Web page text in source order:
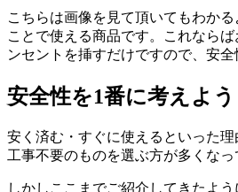
こちらは画像を見て頂いてもわか
ことで使える商品です。
これなら
ンセントを挿すだけですので、安全
安全性を1番に考えよう
安く済む・すぐに使えるといった
工事不要のものを選ぶ方が多くなっ
しかしここまでご紹介してきたよ